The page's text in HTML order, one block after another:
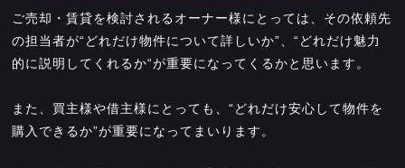
ご売却・賃貸を検討されるオーナー様にとっては、その依頼先
の担当者が“どれだけ物件について詳しいか”、“どれだけ魅力
的に説明してくれるか“が重要になってくるかと思います。
また、買主様や借主様にとっても、“どれだけ安心して物件を
購入できるか”が重要になってまいります。